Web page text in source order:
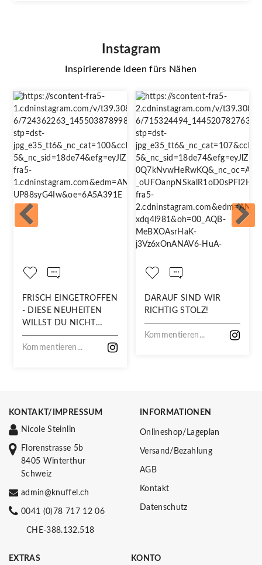
Instagram
Inspirierende Ideen fürs Nähen
FRISCH EINGETROFFEN
- DIESE NEUHEITEN
WILLST DU NICHT
VERPASSEN!
Kommentieren...
DARAUF SIND WIR
RICHTIG STOLZ!
Kommentieren...
KONTAKT/IMPRESSUM
Nicole Steinlin
Florenstrasse 5b
8405 Winterthur
Schweiz
admin@knuffel.ch
0041 (0)78 717 12 06
CHE-388.132.518
INFORMATIONEN
Onlineshop/Lageplan
Versand/Bezahlung
AGB
Kontakt
Datenschutz
EXTRAS KONTO